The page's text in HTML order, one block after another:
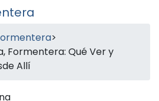
>
Formentera: Qué Ver y
Allí